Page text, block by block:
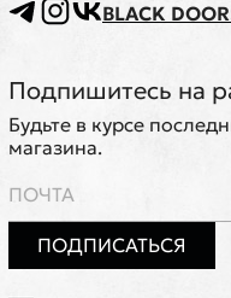
BLACK
Подпишитесь на
Будьте в курсе
магазина.
ПОДПИСАТЬСЯ